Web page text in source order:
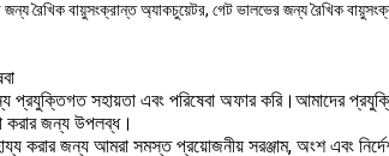
রৈখিক বায়ুসংক্রান্ত অ্যাকচুয়েটর, গেট ভালভের জন্য রৈখিক
প্রযুক্তিগত সহায়তা এবং পরিষেবা অফার করি।আমাদের
করার জন্য উপলব্ধ।
করার জন্য আমরা সমস্ত প্রয়োজনীয় সরঞ্জাম, অংশ এবং